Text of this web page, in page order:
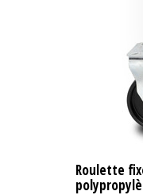
Roulette